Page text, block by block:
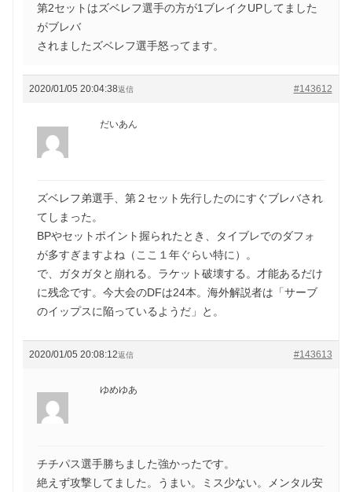
第2セットはズベレフ選手の方が1ブレイクUPしてました
がブレバ
されましたズベレフ選手怒ってます。
2020/01/05 20:04:38 #143612
返信
だいあん
ズベレフ弟選手、第２セット先行したのにすぐブレバされ
てしまった。
BPやセットポイント握られたとき、タイブレでのダフォ
が多すぎますよね（ここ１年ぐらい特に）。
で、ガタガタと崩れる。ラケット破壊する。才能あるだけ
に残念です。今大会のDFは24本。海外解説者は「サーブ
のイップスに陥っているようだ」と。
2020/01/05 20:08:12 #143613
返信
ゆめゆあ
チチパス選手勝ちました強かったです。
絶えず攻撃してました。うまい。ミス少ない。メンタル安